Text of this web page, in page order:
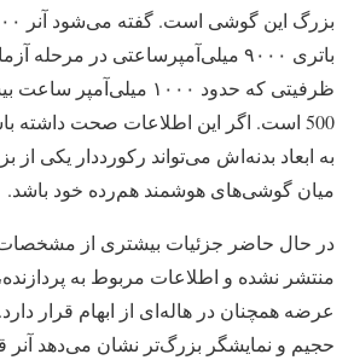
باتری ۹۰۰۰ میلی‌آمپرساعتی در مرحله
به ابعاد بدنه‌اش می‌تواند رکورددار یکی از
میان گوشی‌های هوشمند هم‌رده خود باشد.
در حال حاضر جزئیات بیشتری از
منتشر نشده و اطلاعات مربوط به
عرضه همچنان در هاله‌ای از ابهام قرار
حجیم و نمایشگر بزرگ‌تر نشان می‌دهد آنر